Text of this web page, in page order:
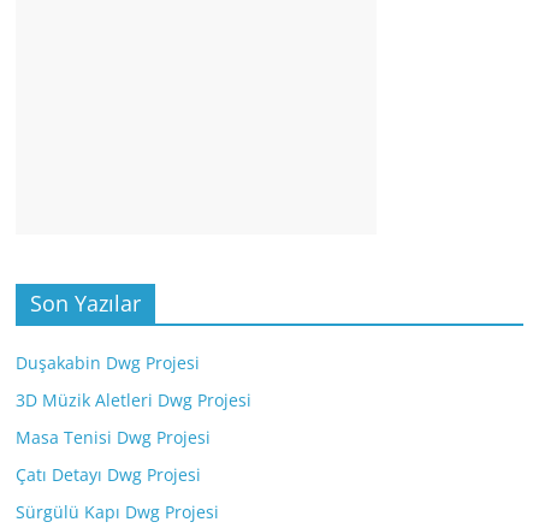
Son Yazılar
Duşakabin Dwg Projesi
3D Müzik Aletleri Dwg Projesi
Masa Tenisi Dwg Projesi
Çatı Detayı Dwg Projesi
Sürgülü Kapı Dwg Projesi